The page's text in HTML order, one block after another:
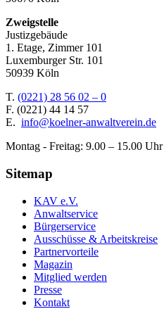
Zweigstelle
Justizgebäude
1. Etage, Zimmer 101
Luxemburger Str. 101
50939 Köln
T. (0221) 28 56 02 – 0
F. (0221) 44 14 57
E. info@koelner-anwaltverein.de
Montag - Freitag: 9.00 – 15.00 Uhr
Sitemap
KAV e.V.
Anwaltservice
Bürgerservice
Ausschüsse & Arbeitskreise
Partnervorteile
Magazin
Mitglied werden
Presse
Kontakt